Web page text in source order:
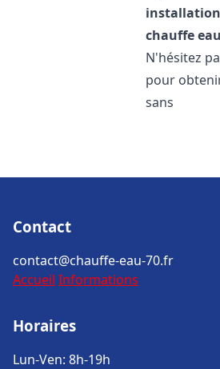
chauffe eau
N'hésitez
pour
sans
Contact
contact@chauffe-eau-70.fr
Accueil Informations
Horaires
Lun-Ven: 8h-19h